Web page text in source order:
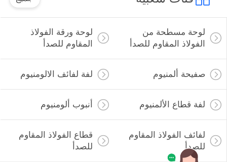
لوحة مسطحة من
الفولاذ المقاوم للصدأ
لوحة ورقة الفولاذ
المقاوم للصدأ
صفيحة ألمنيوم لفة لفائف الالومنيوم
لفة قطاع الألمنيوم أنبوب ألومنيوم
لفائف الفولاذ المقاوم
للصدأ
قطاع الفولاذ المقاوم
للصدأ